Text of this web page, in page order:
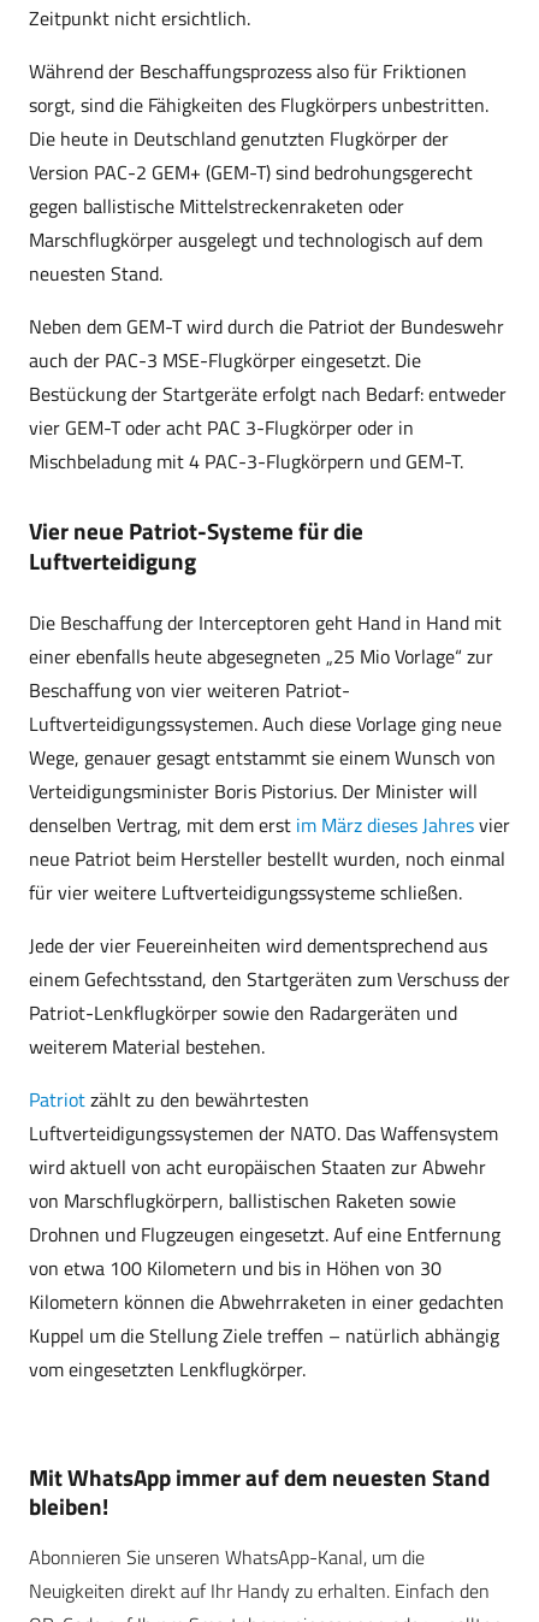
Zeitpunkt nicht ersichtlich.
Während der Beschaffungsprozess also für Friktionen
sorgt, sind die Fähigkeiten des Flugkörpers unbestritten.
Die heute in Deutschland genutzten Flugkörper der
Version PAC-2 GEM+ (GEM-T) sind bedrohungsgerecht
gegen ballistische Mittelstreckenraketen oder
Marschflugkörper ausgelegt und technologisch auf dem
neuesten Stand.
Neben dem GEM-T wird durch die Patriot der Bundeswehr
auch der PAC-3 MSE-Flugkörper eingesetzt. Die
Bestückung der Startgeräte erfolgt nach Bedarf: entweder
vier GEM-T oder acht PAC 3-Flugkörper oder in
Mischbeladung mit 4 PAC-3-Flugkörpern und GEM-T.
Vier neue Patriot-Systeme für die
Luftverteidigung
Die Beschaffung der Interceptoren geht Hand in Hand mit
einer ebenfalls heute abgesegneten „25 Mio Vorlage“ zur
Beschaffung von vier weiteren Patriot-
Luftverteidigungssystemen. Auch diese Vorlage ging neue
Wege, genauer gesagt entstammt sie einem Wunsch von
Verteidigungsminister Boris Pistorius. Der Minister will
denselben Vertrag, mit dem erst im März dieses Jahresvier
neue Patriot beim Hersteller bestellt wurden, noch einmal
für vier weitere Luftverteidigungssysteme schließen.
Jede der vier Feuereinheiten wird dementsprechend aus
einem Gefechtsstand, den Startgeräten zum Verschuss der
Patriot-Lenkflugkörper sowie den Radargeräten und
weiterem Material bestehen.
Patriotzählt zu den bewährtesten
Luftverteidigungssystemen der NATO. Das Waffensystem
wird aktuell von acht europäischen Staaten zur Abwehr
von Marschflugkörpern, ballistischen Raketen sowie
Drohnen und Flugzeugen eingesetzt. Auf eine Entfernung
von etwa 100 Kilometern und bis in Höhen von 30
Kilometern können die Abwehrraketen in einer gedachten
Kuppel um die Stellung Ziele treffen – natürlich abhängig
vom eingesetzten Lenkflugkörper.
Mit WhatsApp immer auf dem neuesten Stand
bleiben!
Abonnieren Sie unseren WhatsApp-Kanal, um die
Neuigkeiten direkt auf Ihr Handy zu erhalten. Einfach den